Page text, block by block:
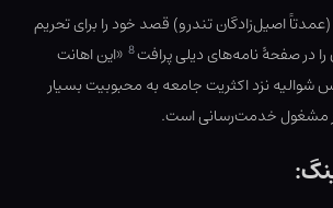
اصیل‌زادگان تندرو) قصد خود را برای تحریم
را در صفحهٔ نامه‌های دیلی پرافت8 «این اهانت
شوالیه نزد اکثریت جامعه به محبوبیت بسیار
مشغول خدمت‌رسانی است.